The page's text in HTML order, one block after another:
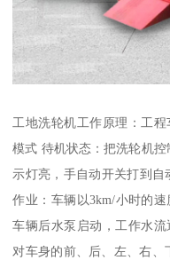
工地洗轮机工作原理：工
模式 待机状态：把洗轮机
示灯亮，手自动开关打到
作业：车辆以3km/小时的
车辆后水泵启动，工作水流
对车身的前、后、左、右、